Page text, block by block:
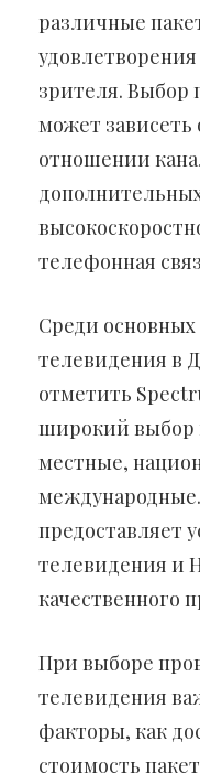
различные
зрителя. Выбор
может
отношении
телефонная
Среди основных
телевидения в
отметить
широкий выбор
местные,
предоставляет
телевидения и
качественного
При выборе
телевидения
факторы, как
стоимость